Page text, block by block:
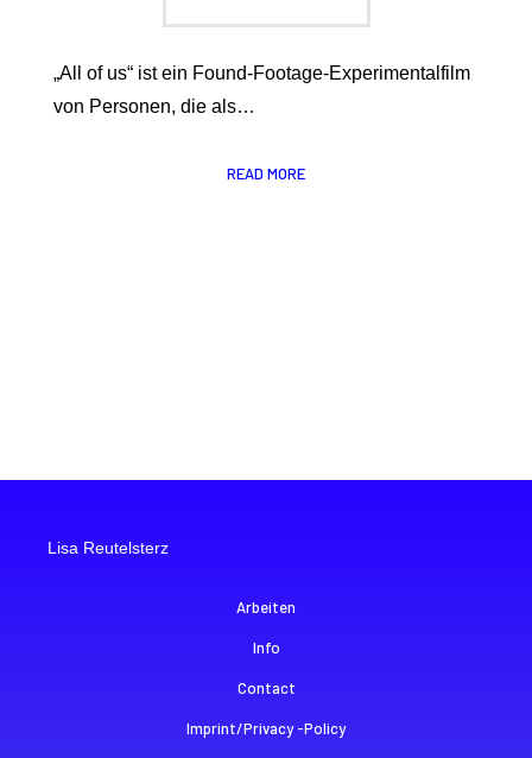
„All of us“ ist ein Found-Footage-Experimentalfilm
von Personen, die als…
READ MORE
Lisa Reutelsterz
Arbeiten
Info
Contact
Imprint/Privacy -Policy